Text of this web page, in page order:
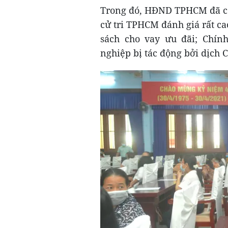
Trong đó, HĐND TPHCM
cử tri TPHCM đánh giá rất
sách cho vay ưu đãi;
nghiệp bị tác động bởi dịch